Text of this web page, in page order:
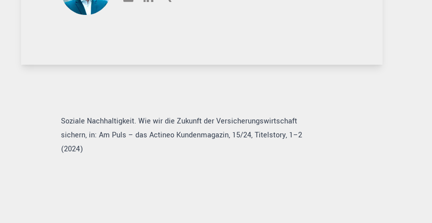
Soziale Nachhaltigkeit. Wie wir die Zukunft der Versicherungswirtschaft
sichern, in: Am Puls – das Actineo Kundenmagazin, 15/24, Titelstory, 1–2
(2024)